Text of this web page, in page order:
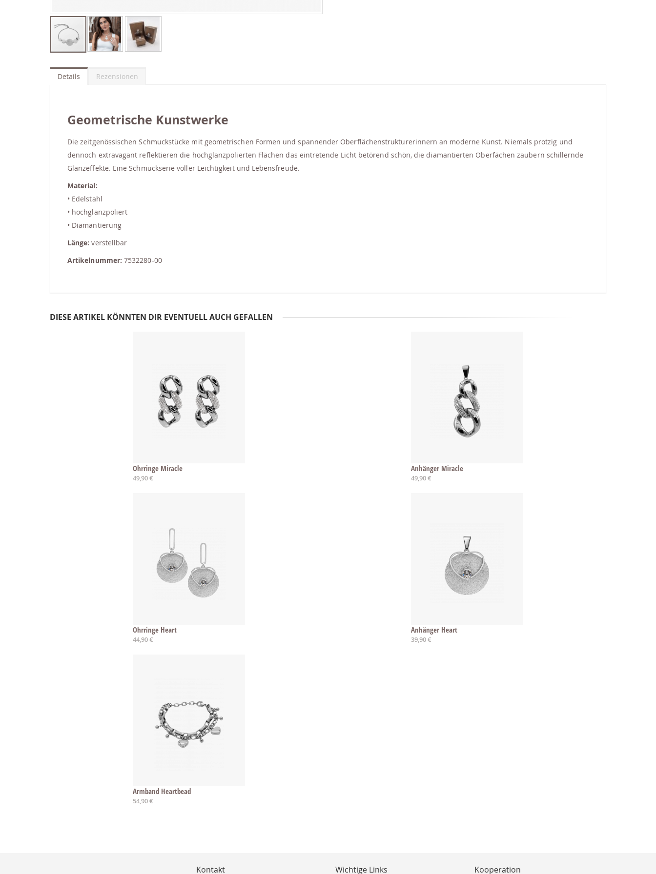
Anfang
derDetails
Geometrische Kunstwerke
Die zeitgenössischen Schmuckstücke mit geometrischen Formen und spannender Oberflächenstrukturerinnern an moderne Kunst. Niemals protzig und
dennoch extravagant reflektieren die hochglanzpolierten Flächen das eintretende Licht betörend schön, die diamantierten Oberfächen zaubern schillernde
Glanzeffekte. Eine Schmuckserie voller Leichtigkeit und Lebensfreude.
Material:
• Edelstahl
• hochglanzpoliert
• Diamantierung
Länge: verstellbar
Artikelnummer: 7532280-00
Rezensionen
DIESE ARTIKEL KÖNNTEN DIR EVENTUELL AUCH GEFALLEN
Ohrringe Miracle
49,90 €
Anhänger Miracle
49,90 €
Ohrringe Heart
44,90 €
Anhänger Heart
39,90 €
Armband Heartbead
54,90 €
Kontakt Wichtige Links Kooperation